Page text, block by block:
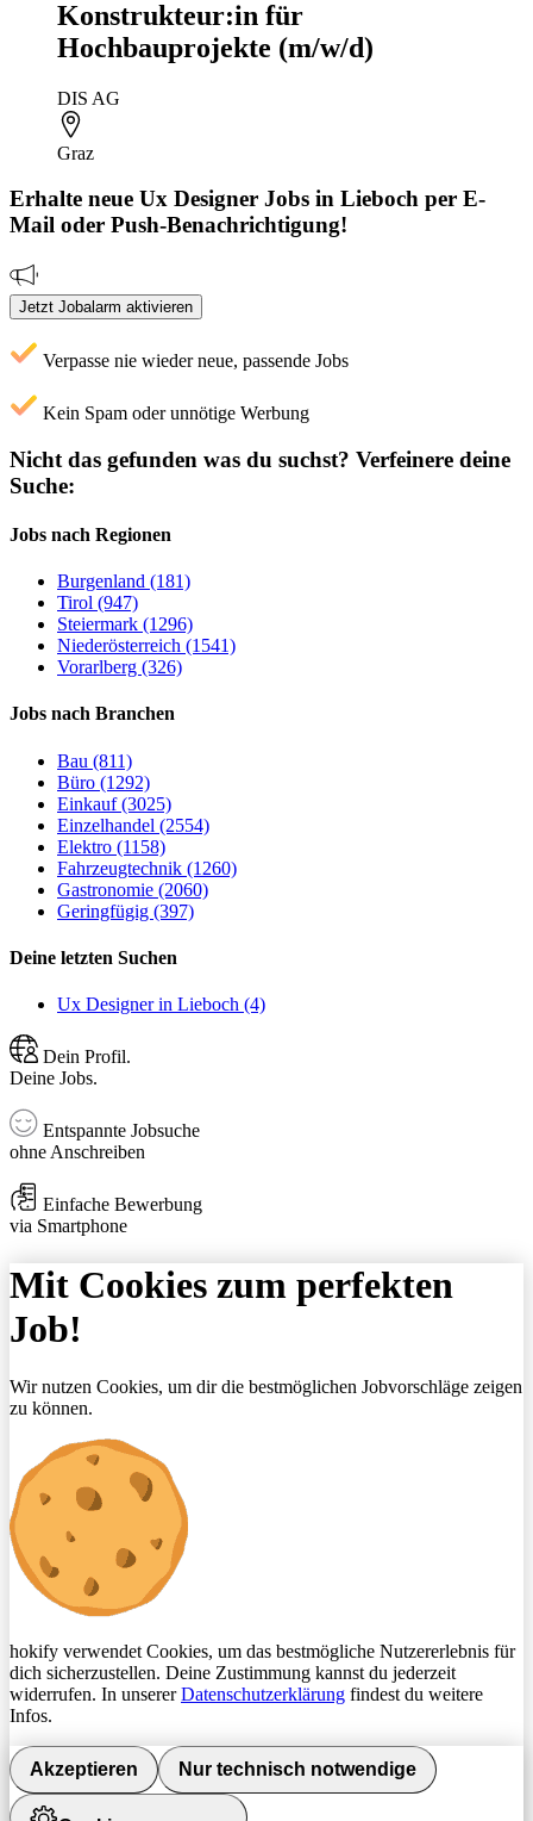
Konstrukteur:in für
Hochbauprojekte (m/w/d)
DIS AG
Graz
Erhalte neue Ux Designer Jobs in Lieboch per E-
Mail oder Push-Benachrichtigung!
Jetzt Jobalarm aktivieren
Verpasse nie wieder neue, passende Jobs
Kein Spam oder unnötige Werbung
Nicht das gefunden was du suchst? Verfeinere deine
Suche:
Jobs nach Regionen
Burgenland (181)
Tirol (947)
Steiermark (1296)
Niederösterreich (1541)
Vorarlberg (326)
Jobs nach Branchen
Bau (811)
Büro (1292)
Einkauf (3025)
Einzelhandel (2554)
Elektro (1158)
Fahrzeugtechnik (1260)
Gastronomie (2060)
Geringfügig (397)
Deine letzten Suchen
Ux Designer in Lieboch (4)
Dein Profil.
Deine Jobs.
Entspannte Jobsuche
ohne Anschreiben
Einfache Bewerbung
via Smartphone
Mit Cookies zum perfekten
Job!
Wir nutzen Cookies, um dir die bestmöglichen Jobvorschläge zeigen
zu können.
hokify verwendet Cookies, um das bestmögliche Nutzererlebnis für
dich sicherzustellen. Deine Zustimmung kannst du jederzeit
widerrufen. In unsererDatenschutzerklärung findest du weitere
Infos.
Akzeptieren Nur technisch notwendige